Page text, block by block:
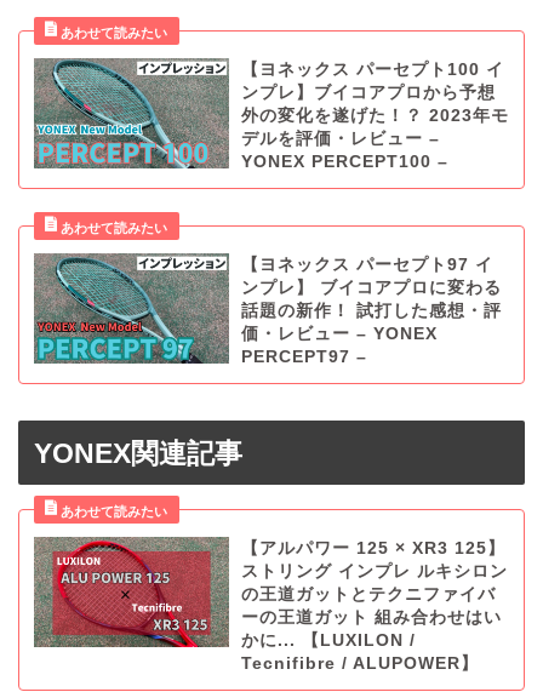
【ヨネックス パーセプト100 イ
ンプレ】ブイコアプロから予想
外の変化を遂げた！？ 2023年モ
デルを評価・レビュー –
YONEX PERCEPT100 –
【ヨネックス パーセプト97 イ
ンプレ】 ブイコアプロに変わる
話題の新作！ 試打した感想・評
価・レビュー – YONEX
PERCEPT97 –
YONEX関連記事
【アルパワー 125 × XR3 125】
ストリング インプレ ルキシロン
の王道ガットとテクニファイバ
ーの王道ガット 組み合わせはい
かに... 【LUXILON /
Tecnifibre / ALUPOWER】